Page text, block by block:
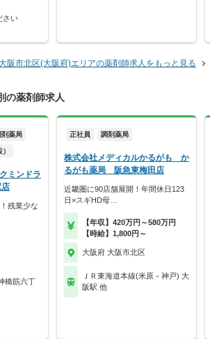
さい
阪市北区(大阪府)エリアの薬剤師求人をもっと見る
の薬剤師求人
剤薬局
ミンドラ
店
残業少な
橋筋六丁
正社員 調剤薬局
株式会社メディカルかるがも か
るがも薬局 阪急東梅田店
近畿圏に90店舗展開！年間休日123
日×スギHD母…
【年収】420万円～580万円
【時給】1,800円～
大阪府 大阪市北区
ＪＲ東海道本線(米原－神戸) 大
阪駅 他